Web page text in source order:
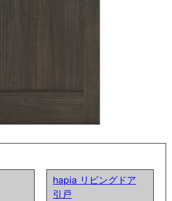
hapia リビングドア
引戸